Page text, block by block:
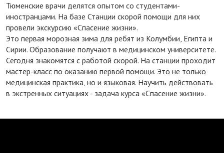
Тюменские врачи делятся опытом со студентами-
иностранцами. На базе Станции скорой помощи для них
провели экскурсию «Спасение жизни».
Это первая морозная зима для ребят из Колумбии, Египта и
Сирии. Образование получают в медицинском университете.
Сегодня знакомятся с работой скорой. На станции проходит
мастер-класс по оказанию первой помощи. Это не только
медицинская практика, но и языковая. Научить действовать
в экстренных ситуациях - задача курса «Спасение жизни».